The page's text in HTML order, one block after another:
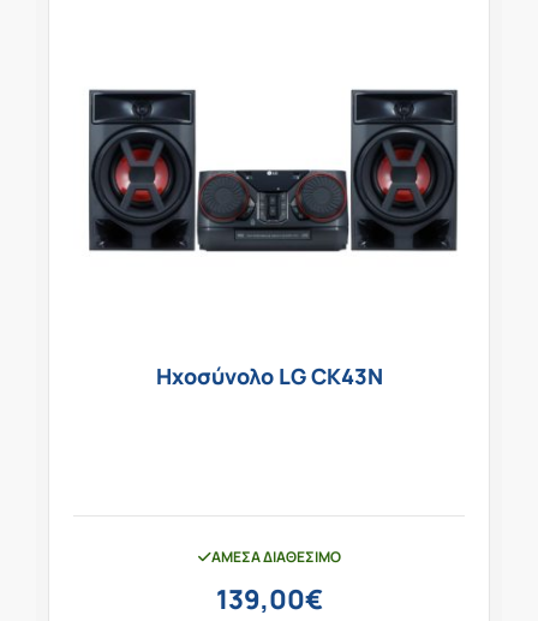
Ηχοσύνολο LG CK43N
ΆΜΕΣΑ ΔΙΑΘΈΣΙΜΟ
139,00€